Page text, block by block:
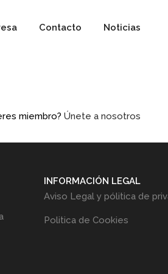
Contacto Noticias
miembro? Únete a nosotros
INFORMACIÓN LEGAL
Aviso Legal y pólitica de
Politica de Cookies